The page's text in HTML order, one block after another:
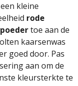
kleine
rode
toe aan de
kaarsenwas
goed door. Pas
aan om de
kleursterkte te